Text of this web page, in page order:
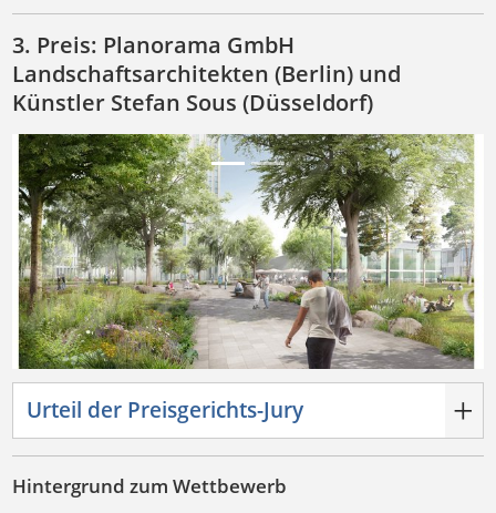
3. Preis: Planorama GmbH
Landschaftsarchitekten (Berlin) und
Künstler Stefan Sous (Düsseldorf)
Previous Next
Urteil der Preisgerichts-Jury
Hintergrund zum Wettbewerb